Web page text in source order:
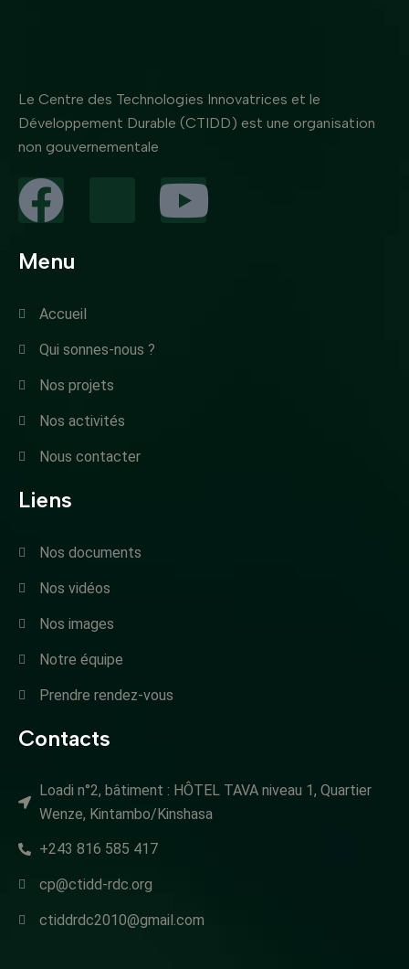
Le Centre des Technologies Innovatrices et le
Développement Durable (CTIDD) est une organisation
non gouvernementale
Menu
Accueil
Qui sonnes-nous ?
Nos projets
Nos activités
Nous contacter
Liens
Nos documents
Nos vidéos
Nos images
Notre équipe
Prendre rendez-vous
Contacts
Loadi n°2, bâtiment : HÔTEL TAVA niveau 1, Quartier
Wenze, Kintambo/Kinshasa
+243 816 585 417
cp@ctidd-rdc.org
ctiddrdc2010@gmail.com